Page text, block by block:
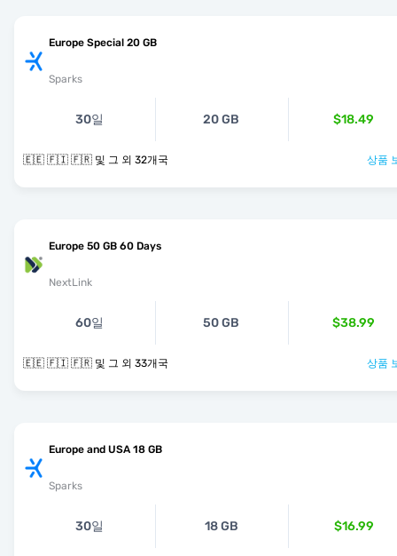
Europe Special 20 GB
Sparks
30일 20 GB $18.49
🇪🇪 🇫🇮 🇫🇷 및 그 외 32개국 상품
Europe 50 GB 60 Days
NextLink
60일 50 GB $38.99
🇪🇪 🇫🇮 🇫🇷 및 그 외 33개국 상품
Europe and USA 18 GB
Sparks
30일 18 GB $16.99